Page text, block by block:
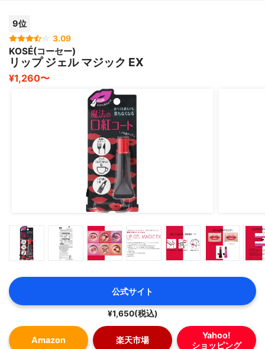
9位
3.09
KOSÉ(コーセー)
リップ ジェル マジック EX
¥1,260〜
公式サイト
¥1,650(税込)
Amazon 楽天市場
Yahoo!
ショッピング